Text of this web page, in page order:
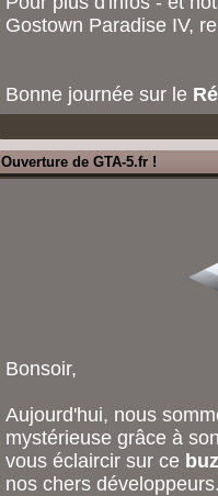
Gostown Paradise IV,
Bonne journée sur le
Ouverture de GTA-5.fr !
Bonsoir,
Aujourd'hui, nous
mystérieuse grâce à
vous éclaircir sur ce
nos chers